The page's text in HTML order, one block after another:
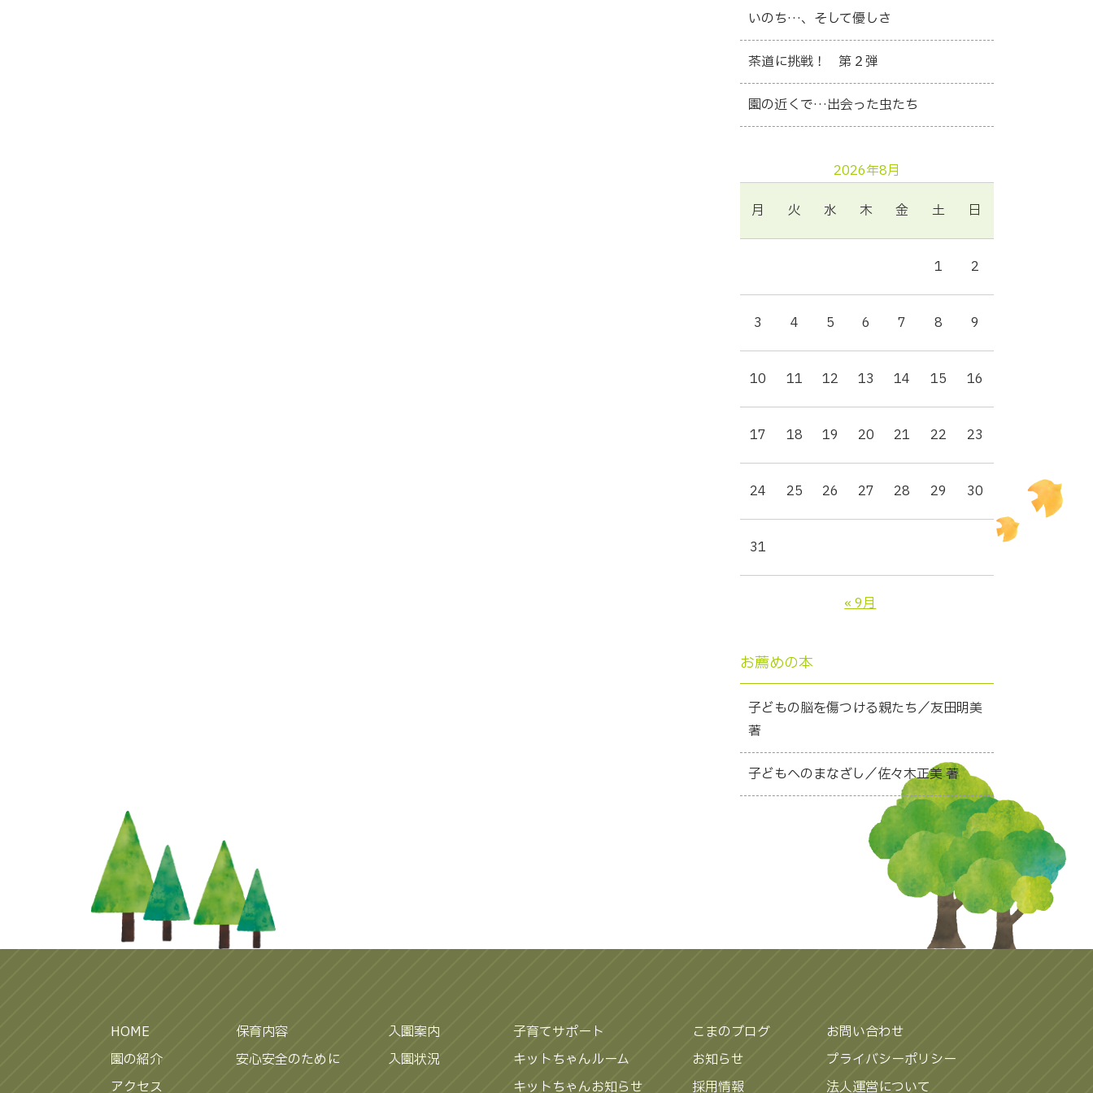
いのち…、そして優しさ
茶道に挑戦！ 第２弾
園の近くで…出会った虫たち
2026年8月
月 火 水 木 金 土 日
1 2
3 4 5 6 7 8 9
10 11 12 13 14 15 16
17 18 19 20 21 22 23
24 25 26 27 28 29 30
31
« 9月
お薦めの本
子どもの脳を傷つける親たち／友田明美
著
子どもへのまなざし／佐々木正美 著
HOME
園の紹介
アクセス
保育内容
安心安全のために
入園案内
入園状況
子育てサポート
キットちゃんルーム
キットちゃんお知らせ
こまのブログ
お知らせ
採用情報
お問い合わせ
プライバシーポリシー
法人運営について